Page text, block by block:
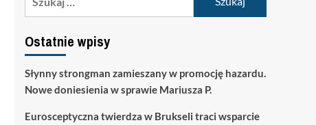
Ostatnie wpisy
Słynny strongman zamieszany w promocję hazardu.
Nowe doniesienia w sprawie Mariusza P.
Eurosceptyczna twierdza w Brukseli traci wsparcie